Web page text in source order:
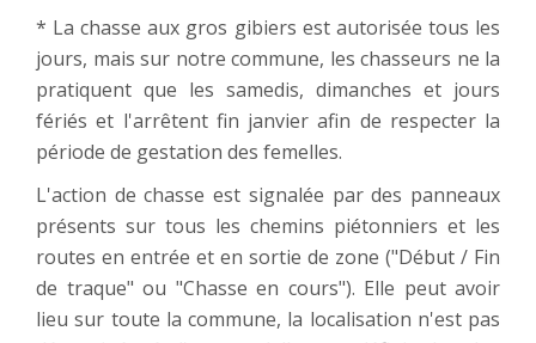
* La chasse aux gros gibiers est autorisée tous les
jours, mais sur notre commune, les chasseurs ne la
pratiquent que les samedis, dimanches et jours
fériés et l'arrêtent fin janvier afin de respecter la
période de gestation des femelles.
L'action de chasse est signalée par des panneaux
présents sur tous les chemins piétonniers et les
routes en entrée et en sortie de zone ("Début / Fin
de traque" ou "Chasse en cours"). Elle peut avoir
lieu sur toute la commune, la localisation n'est pas